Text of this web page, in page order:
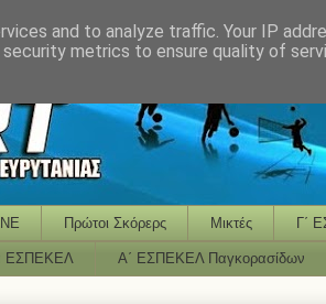
Πρώτοι Σκόρερς Μικτές Γ΄
ΕΣΠΕΚΕΛ Α΄ ΕΣΠΕΚΕΛ Παγκορασίδων
and to analyze traffic. Your IP
metrics to ensure quality of